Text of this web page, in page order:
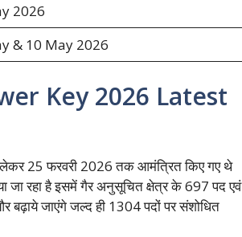
2026
& 10 May 2026
Key 2026 Latest
25 फरवरी 2026 तक आमंत्रित किए गए थे
जा रहा है इसमें गैर अनुसूचित क्षेत्र के 697 पद एवं
जाएंगे जल्द ही 1304 पदों पर संशोधित